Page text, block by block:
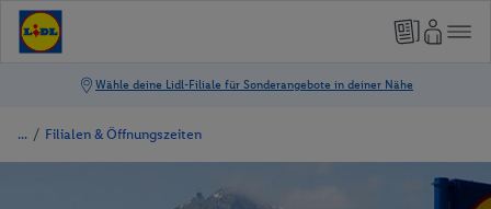
/ Filialen & Öffnungszeiten